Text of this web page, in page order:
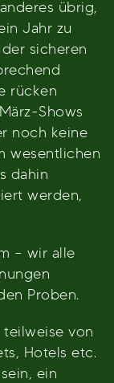
übrig,
Jahr zu
sicheren
rücken
Shows
noch keine
wesentlichen
dahin
werden,
– wir alle
Proben.
teilweise von
Hotels etc.
ein